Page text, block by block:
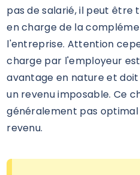
pas de salarié, il peut être
en charge de la
l'entreprise. Attention
charge par l'employeur
avantage en nature et
un revenu imposable. Ce
généralement pas optimal
revenu.